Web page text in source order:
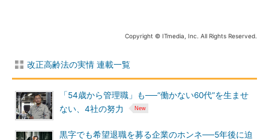
Copyright © ITmedia, Inc. All Rights Reserved.
改正高齢法の実情 連載一覧
「54歳から管理職」も──“働かない60代”を生ませ
ない、4社の努力
黒字でも希望退職を募る企業のホンネ──5年後に迫